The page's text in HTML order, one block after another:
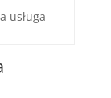
usługa